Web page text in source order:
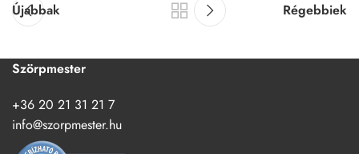
Újabbak Régebbiek
Szörpmester
+36 20 21 31 21 7
info@szorpmester.hu